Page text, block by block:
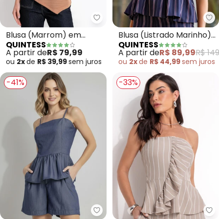
Quintess - Blusa (Marrom) em
Blusa (Marrom) em
Malha Texturizada
QUINTESS
A partir deR$ 79,99
ou 2xde R$ 39,99sem juros
Blusa (Listrado Marinho)
em Poliéster com
Elastano
QUINTESS
A partir deR$ 89,99R$
ou 2xde R$ 44,99sem juros
-41%
Quintess - Blusa (Azul Escuro)
-33%